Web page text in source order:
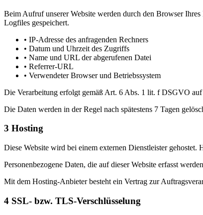
Beim Aufruf unserer Website werden durch den Browser
Logfiles gespeichert.
• IP-Adresse des anfragenden Rechners
• Datum und Uhrzeit des Zugriffs
• Name und URL der abgerufenen Datei
• Referrer-URL
• Verwendeter Browser und Betriebssystem
Die Verarbeitung erfolgt gemäß Art. 6 Abs. 1 lit. f DSGVO auf
Die Daten werden in der Regel nach spätestens 7 Tagen
3 Hosting
Diese Website wird bei einem externen Dienstleister
Personenbezogene Daten, die auf dieser Website erfasst
Mit dem Hosting-Anbieter besteht ein Vertrag zur
4 SSL- bzw. TLS-Verschlüsselung